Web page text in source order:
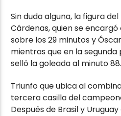
Sin duda alguna, la figura
Cárdenas, quien se
sobre los 29 minutos y
mientras que en la
selló la goleada al minuto 88.
Triunfo que ubica al
tercera casilla del
Después de Brasil y Uruguay